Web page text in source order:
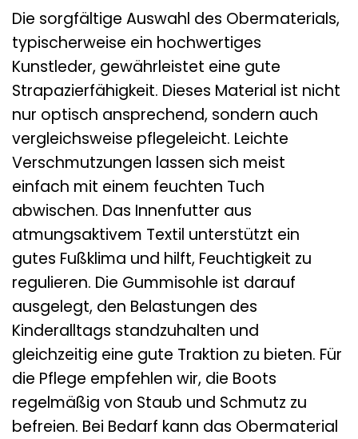
Die sorgfältige Auswahl des Obermaterials,
typischerweise ein hochwertiges
Kunstleder, gewährleistet eine gute
Strapazierfähigkeit. Dieses Material ist nicht
nur optisch ansprechend, sondern auch
vergleichsweise pflegeleicht. Leichte
Verschmutzungen lassen sich meist
einfach mit einem feuchten Tuch
abwischen. Das Innenfutter aus
atmungsaktivem Textil unterstützt ein
gutes Fußklima und hilft, Feuchtigkeit zu
regulieren. Die Gummisohle ist darauf
ausgelegt, den Belastungen des
Kinderalltags standzuhalten und
gleichzeitig eine gute Traktion zu bieten. Für
die Pflege empfehlen wir, die Boots
regelmäßig von Staub und Schmutz zu
befreien. Bei Bedarf kann das Obermaterial